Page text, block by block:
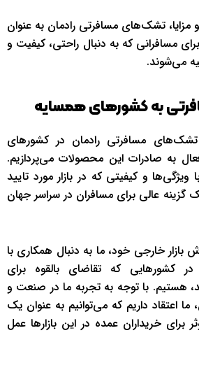
مزایا، تشک‌های مسافرتی رادمان به عنوان
مسافرانی که به دنبال راحتی، کیفیت و
می‌شوند.
به کشورهای همسایه
تشک‌های مسافرتی رادمان در کشورهای
به صادرات این محصولات می‌پردازیم.
و کیفیتی که در بازار مورد تایید
یک گزینه عالی برای مسافران در سراسر جهان
بازار خارجی خود، ما به دنبال همکاری با
کشورهایی که تقاضای بالقوه برای
هستیم. با توجه به تجربه ما در صنعت و
ما اعتقاد داریم که می‌توانیم به عنوان یک
برای خریداران عمده در این بازارها عمل